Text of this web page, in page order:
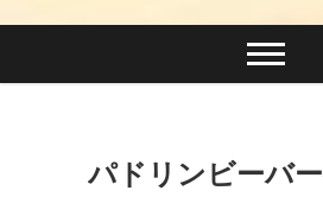
TACKLE
TOOL
ルプレ
ス」が門前仲町に近日
パドリンビーバ